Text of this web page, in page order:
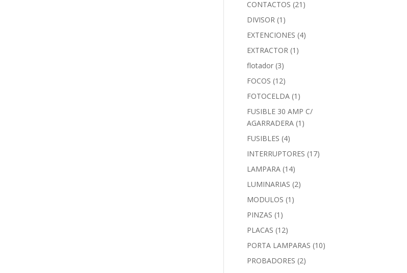
CONTACTOS (21)
DIVISOR (1)
EXTENCIONES (4)
EXTRACTOR (1)
flotador (3)
FOCOS (12)
FOTOCELDA (1)
FUSIBLE 30 AMP C/
AGARRADERA (1)
FUSIBLES (4)
INTERRUPTORES (17)
LAMPARA (14)
LUMINARIAS (2)
MODULOS (1)
PINZAS (1)
PLACAS (12)
PORTA LAMPARAS (10)
PROBADORES (2)